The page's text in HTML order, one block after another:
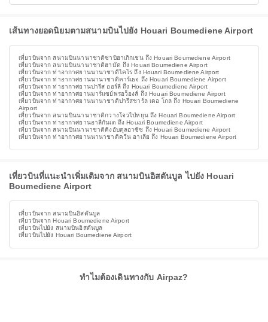
เส้นทางยอดนิยมตามสนามบินไปยัง Houari Boumediene Airport
เที่ยวบินจาก สนามบินนานาชาติซาบิฮาเกิกเชน ถึง Houari Boumediene Airport
เที่ยวบินจาก สนามบินนานาชาติฮามัด ถึง Houari Boumediene Airport
เที่ยวบินจาก ท่าอากาศยานนานาชาติไคโร ถึง Houari Boumediene Airport
เที่ยวบินจาก ท่าอากาศยานนานาชาติคาร์เธจ ถึง Houari Boumediene Airport
เที่ยวบินจาก ท่าอากาศยานปารีส ออร์ลี่ ถึง Houari Boumediene Airport
เที่ยวบินจาก ท่าอากาศยานมาร์แซย์พรอว็องส์ ถึง Houari Boumediene Airport
เที่ยวบินจาก ท่าอากาศยานนานาชาติปารีสชาร์ล เดอ โกล ถึง Houari Boumediene
Airport
เที่ยวบินจาก สนามบินนานาชาติกวางโจวไป่หยุน ถึง Houari Boumediene Airport
เที่ยวบินจาก ท่าอากาศยานอาลีกันเต ถึง Houari Boumediene Airport
เที่ยวบินจาก สนามบินนานาชาติคิงอับดุลอาซิซ ถึง Houari Boumediene Airport
เที่ยวบินจาก ท่าอากาศยานนานาชาติควีน อาเลีย ถึง Houari Boumediene Airport
เที่ยวบินที่แนะนำเพิ่มเติมจาก สนามบินอิสตันบูล ไปยัง Houari
Boumediene Airport
เที่ยวบินจาก สนามบินอิสตันบูล
เที่ยวบินจาก Houari Boumediene Airport
เที่ยวบินไปยัง สนามบินอิสตันบูล
เที่ยวบินไปยัง Houari Boumediene Airport
ทำไมต้องเดินทางกับ Airpaz?